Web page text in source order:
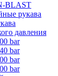
BLAST
рукава
давления
bar
bar
bar
bar